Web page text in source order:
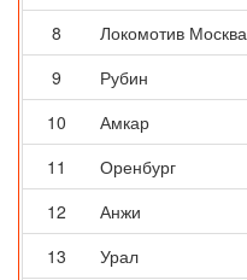
8
Локомотив Москва
9
Рубин
10
Амкар
11
Оренбург
12
Анжи
13
Урал